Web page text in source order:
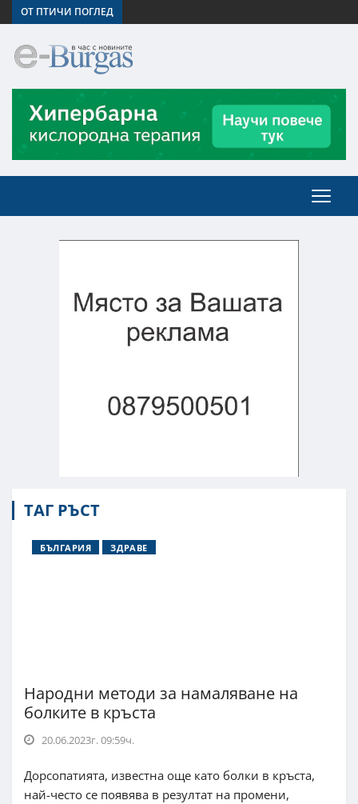
ОТ ПТИЧИ ПОГЛЕД
ТАГ РЪСТ
БЪЛГАРИЯ ЗДРАВЕ
Народни методи за намаляване на
болките в кръста
20.06.2023г. 09:59ч.
Дорсопатията, известна още като болки в кръста,
най-често се появява в резултат на промени,